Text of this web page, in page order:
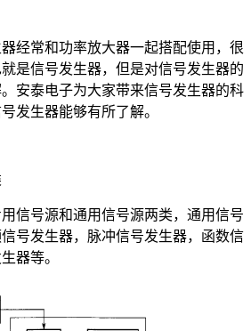
经常和功率放大器一起搭配使用，很
是信号发生器，但是对信号发生器的
安泰电子为大家带来信号发生器的科
发生器能够有所了解。
信号源和通用信号源两类，通用信号
号发生器，脉冲信号发生器，函数信
器等。